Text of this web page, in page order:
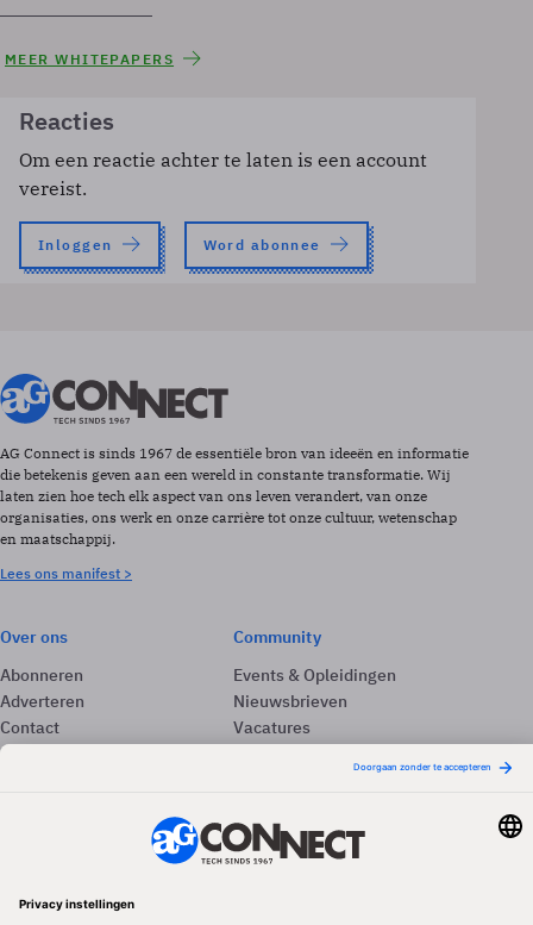
MEER WHITEPAPERS
Reacties
Om een reactie achter te laten is een account
vereist.
Inloggen Word abonnee
AG Connect is sinds 1967 de essentiële bron van ideeën en informatie
die betekenis geven aan een wereld in constante transformatie. Wij
laten zien hoe tech elk aspect van ons leven verandert, van onze
organisaties, ons werk en onze carrière tot onze cultuur, wetenschap
en maatschappij.
Lees ons manifest >
Over ons
Abonneren
Adverteren
Contact
Colofon
Community
Events & Opleidingen
Nieuwsbrieven
Vacatures